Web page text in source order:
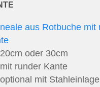
20cm oder 30cm
mit runder Kante
optional mit Stahleinlage